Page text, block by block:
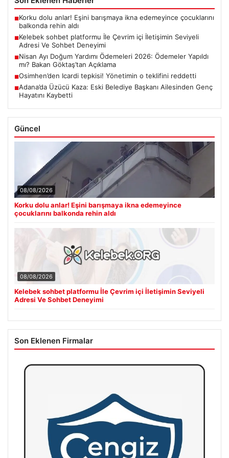
■Korku dolu anlar! Eşini barışmaya ikna edemeyince çocuklarını
balkonda rehin aldı
■Kelebek sohbet platformu İle Çevrim içi İletişimin Seviyeli
Adresi Ve Sohbet Deneyimi
■Nisan Ayı Doğum Yardımı Ödemeleri 2026: Ödemeler Yapıldı
mı? Bakan Göktaş’tan Açıklama
■Osimhen’den Icardi tepkisi! Yönetimin o teklifini reddetti
■Adana’da Üzücü Kaza: Eski Belediye Başkanı Ailesinden Genç
Hayatını Kaybetti
Güncel
08/08/2026
Korku dolu anlar! Eşini barışmaya ikna edemeyince
çocuklarını balkonda rehin aldı
08/08/2026
Kelebek sohbet platformu İle Çevrim içi İletişimin Seviyeli
Adresi Ve Sohbet Deneyimi
Son Eklenen Firmalar